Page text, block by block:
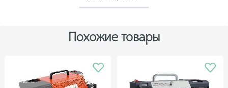
производствах, слесарных и столярных мастерских.
Похожие товары